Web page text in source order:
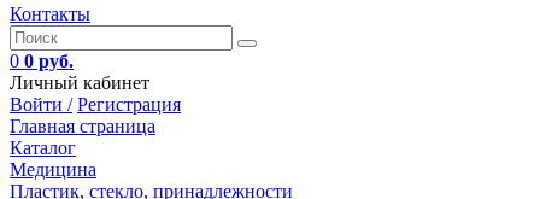
Контакты
0 0 руб.
Личный кабинет
Войти / Регистрация
Главная страница
Каталог
Медицина
Пластик, стекло, принадлежности